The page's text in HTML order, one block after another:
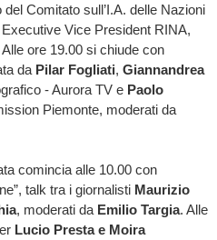
del Comitato sull’I.A. delle Nazioni
Vice President RINA,
Alle ore 19.00 si chiude con
da Pilar Fogliati, Giannandrea
- Aurora TV e Paolo
Piemonte, moderati da
comincia alle 10.00 con
talk tra i giornalisti Maurizio
, moderati da Emilio Targia. Alle
Lucio Presta e Moira